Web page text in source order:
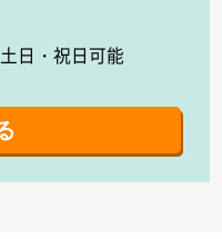
土日・祝日可能